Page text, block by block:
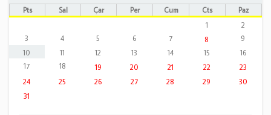
Pts Sal Çar Per Cum Cts
Paz
1
2
3
4 5 6 7 8
9
10
11 12 13 14 15
16
17
18 19 20 21 22
23
24
25 26 27 28 29
30
31